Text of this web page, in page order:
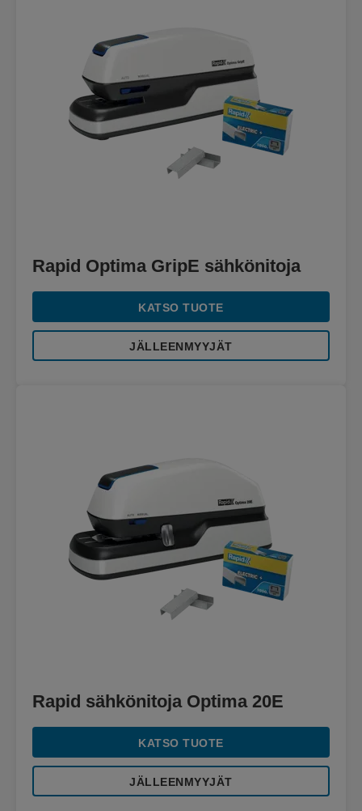
Rapid Optima GripE sähkönitoja
KATSO TUOTE
JÄLLEENMYYJÄT
Rapid sähkönitoja Optima 20E
KATSO TUOTE
JÄLLEENMYYJÄT